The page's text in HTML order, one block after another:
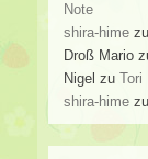
Note
shira-hime zu
Droß Mario
Nigel zuTori
shira-hime zu